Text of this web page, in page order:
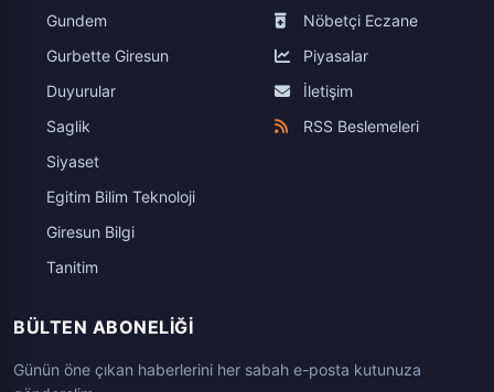
Gundem
Gurbette Giresun
Duyurular
Saglik
Siyaset
Egitim Bilim Teknoloji
Giresun Bilgi
Tanitim
Nöbetçi Eczane
Piyasalar
İletişim
RSS Beslemeleri
BÜLTEN ABONELIĞI
Günün öne çıkan haberlerini her sabah e-posta kutunuza